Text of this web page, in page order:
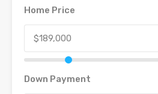
Home Price
Down Payment